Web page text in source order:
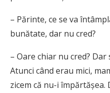
– Părinte, ce se va
bunătate, dar nu cred?
– Oare chiar nu cred? Dar
Atunci când erau mici,
zicem că nu-i